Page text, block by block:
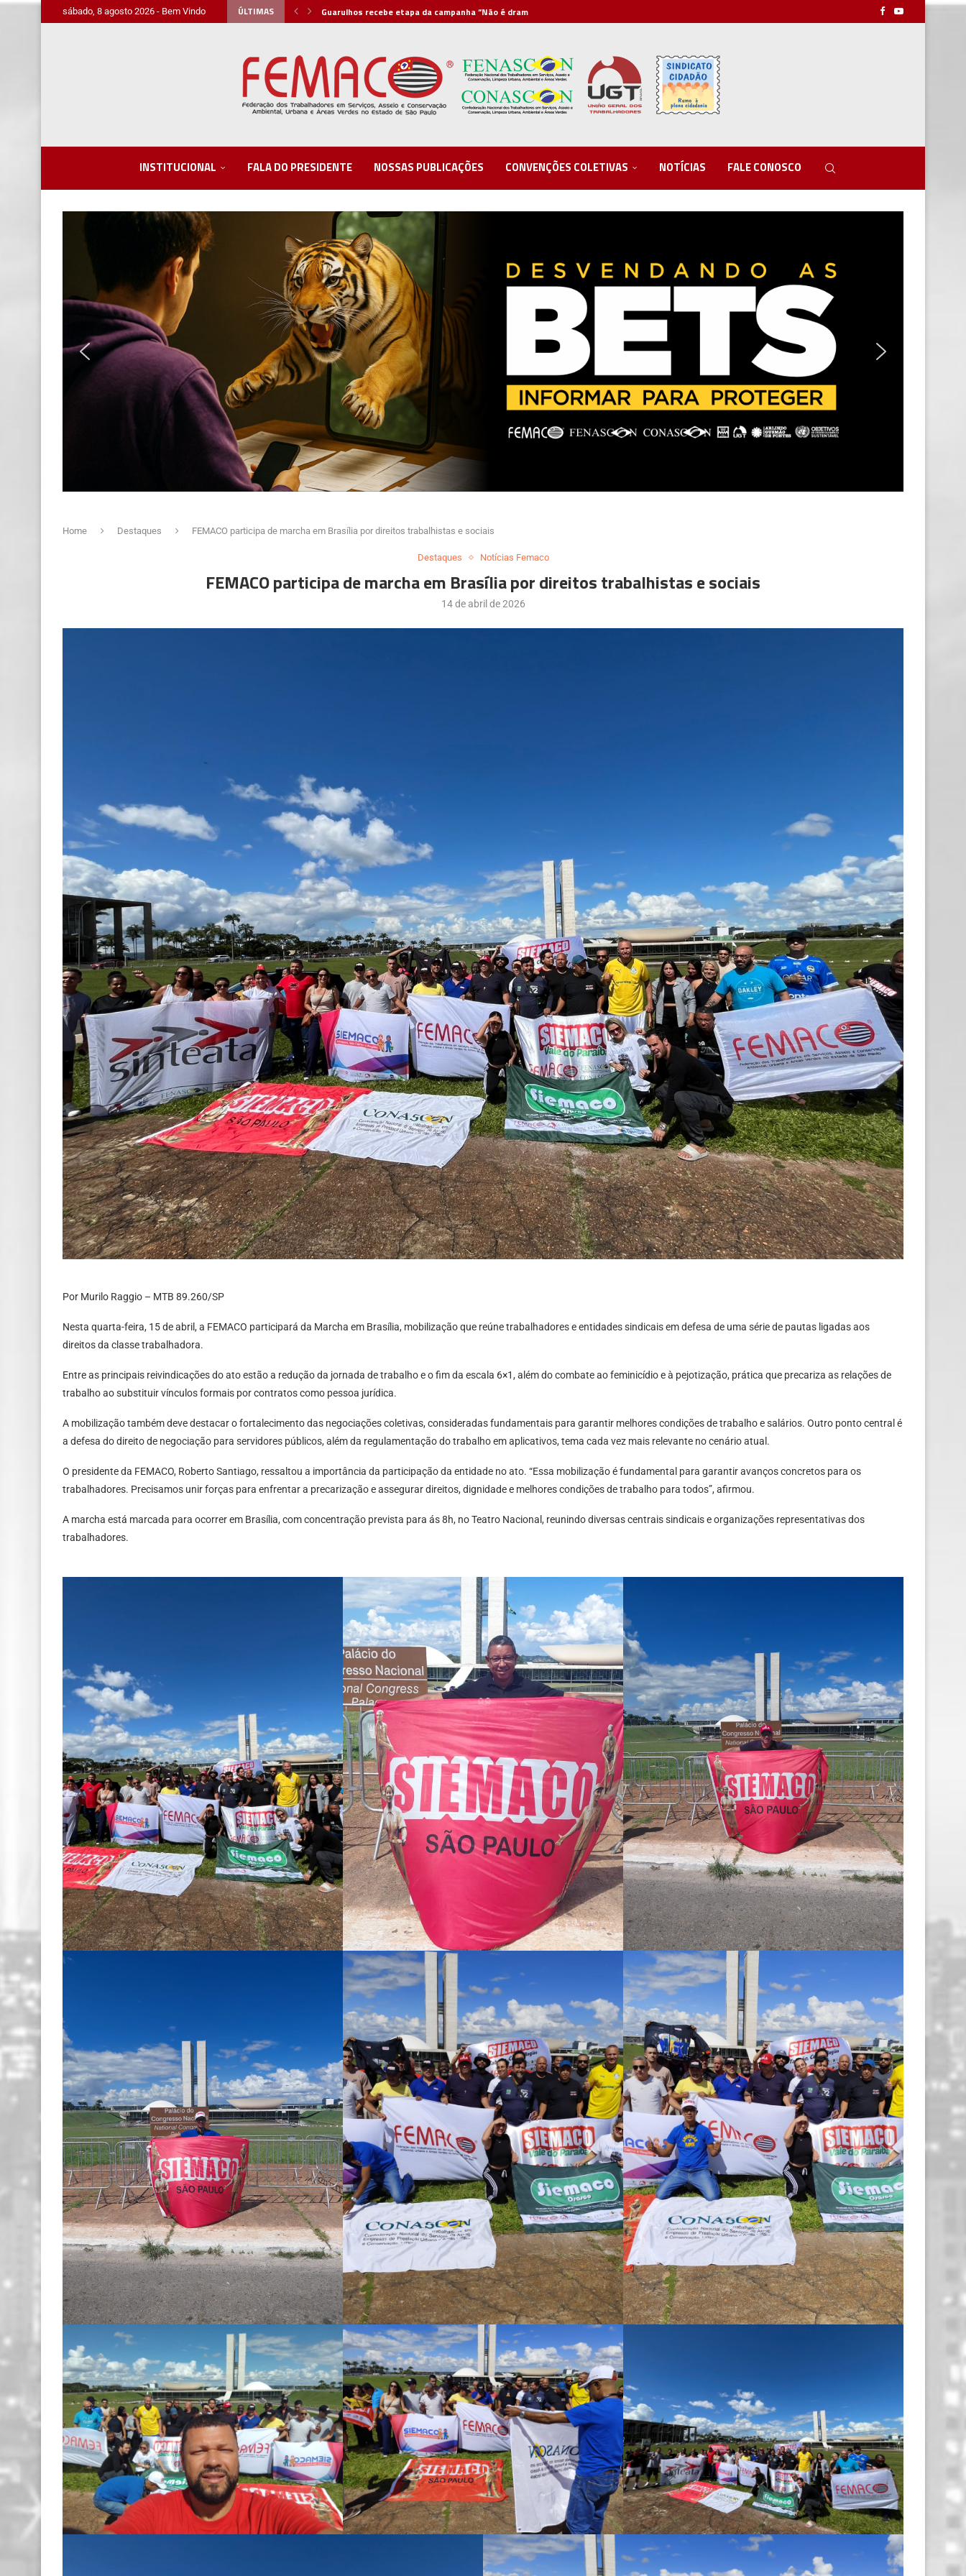
sábado, 8 agosto 2026 - Bem Vindo ÚLTIMAS
Guarulhos recebe etapa da campanha “Não é drama,...
INSTITUCIONAL FALA DO PRESIDENTE NOSSAS PUBLICAÇÕES CONVENÇÕES COLETIVAS NOTÍCIAS FALE CONOSCO
Home Destaques FEMACO participa de marcha em Brasília por direitos trabalhistas e sociais
Destaques Notícias Femaco
FEMACO participa de marcha em Brasília por direitos trabalhistas e sociais
14 de abril de 2026
Por Murilo Raggio – MTB 89.260/SP
Nesta quarta-feira, 15 de abril, a FEMACO participará da Marcha em Brasília, mobilização que reúne trabalhadores e entidades sindicais em defesa de uma série de pautas ligadas aos
direitos da classe trabalhadora.
Entre as principais reivindicações do ato estão a redução da jornada de trabalho e o fim da escala 6×1, além do combate ao feminicídio e à pejotização, prática que precariza as relações de
trabalho ao substituir vínculos formais por contratos como pessoa jurídica.
A mobilização também deve destacar o fortalecimento das negociações coletivas, consideradas fundamentais para garantir melhores condições de trabalho e salários. Outro ponto central é
a defesa do direito de negociação para servidores públicos, além da regulamentação do trabalho em aplicativos, tema cada vez mais relevante no cenário atual.
O presidente da FEMACO, Roberto Santiago, ressaltou a importância da participação da entidade no ato. “Essa mobilização é fundamental para garantir avanços concretos para os
trabalhadores. Precisamos unir forças para enfrentar a precarização e assegurar direitos, dignidade e melhores condições de trabalho para todos”, afirmou.
A marcha está marcada para ocorrer em Brasília, com concentração prevista para ás 8h, no Teatro Nacional, reunindo diversas centrais sindicais e organizações representativas dos
trabalhadores.